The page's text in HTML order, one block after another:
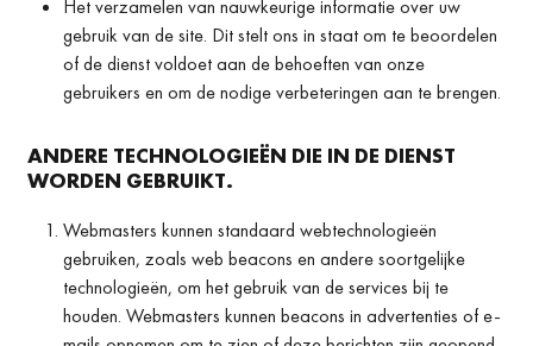
Het verzamelen van nauwkeurige informatie over uw
gebruik van de site. Dit stelt ons in staat om te beoordelen
of de dienst voldoet aan de behoeften van onze
gebruikers en om de nodige verbeteringen aan te brengen.
ANDERE TECHNOLOGIEËN DIE IN DE DIENST
WORDEN GEBRUIKT.
Webmasters kunnen standaard webtechnologieën
gebruiken, zoals web beacons en andere soortgelijke
technologieën, om het gebruik van de services bij te
houden. Webmasters kunnen beacons in advertenties of e-